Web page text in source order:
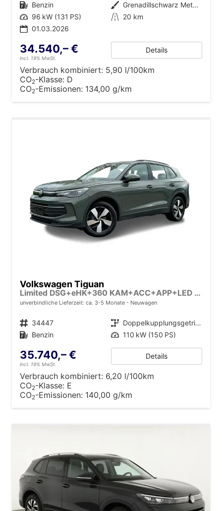
Kraftstoff Benzin Außenfarbe
Grenadillschwarz Metallic (0E)
Leistung 96 kW (131 PS) Kilometerstand 20 km
01.03.2026
34.540,– €
incl. 19% MwSt.
Details
Verbrauch kombiniert: 5,90 l/100km
CO2-Klasse: D
CO2-Emissionen: 134,00 g/km
Volkswagen Tiguan
Limited DSG+eHK+360 KAM+ACC+APP+LED PLUS+17" LM+KLIMA
unverbindliche Lieferzeit: ca. 3-5 Monate Neuwagen
Fahrzeugnr. 34447 Getriebe
Doppelkupplungsgetriebe (DSG)
Kraftstoff Benzin Leistung 110 kW (150 PS)
35.740,– €
incl. 19% MwSt.
Details
Verbrauch kombiniert: 6,20 l/100km
CO2-Klasse: E
CO2-Emissionen: 140,00 g/km